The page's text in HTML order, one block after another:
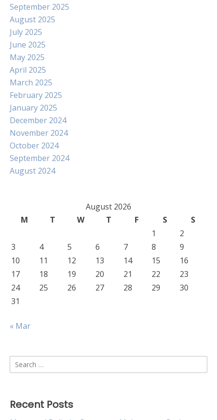
September 2025
August 2025
July 2025
June 2025
May 2025
April 2025
March 2025
February 2025
January 2025
December 2024
November 2024
October 2024
September 2024
August 2024
August 2026
M
T W T F S
S
1
2
3
4 5 6 7 8
9
10
11 12 13 14 15
16
17
18 19 20 21 22
23
24
25 26 27 28 29
30
31
« Mar
Search
for:
Recent Posts